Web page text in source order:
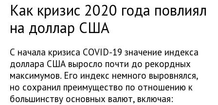
Как кризис 2020 года повлиял
на доллар США
С начала кризиса COVID-19 значение индекса
доллара США выросло почти до рекордных
максимумов. Его индекс немного выровнялся,
но сохранил преимущество по отношению к
большинству основных валют, включая: